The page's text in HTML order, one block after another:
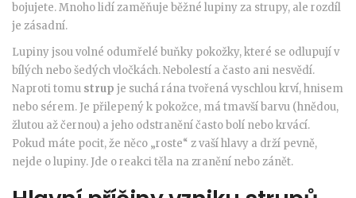
bojujete. Mnoho lidí zaměňuje běžné lupiny za strupy, ale rozdíl
je zásadní.
Lupiny jsou volné odumřelé buňky pokožky, které se odlupují v
bílých nebo šedých vločkách. Nebolestí a často ani nesvědí.
Naproti tomu strup je suchá rána tvořená vyschlou krví, hnisem
nebo sérem. Je přilepený k pokožce, má tmavší barvu (hnědou,
žlutou až černou) a jeho odstranění často bolí nebo krvácí.
Pokud máte pocit, že něco „roste“ z vaší hlavy a drží pevně,
nejde o lupiny. Jde o reakci těla na zranění nebo zánět.